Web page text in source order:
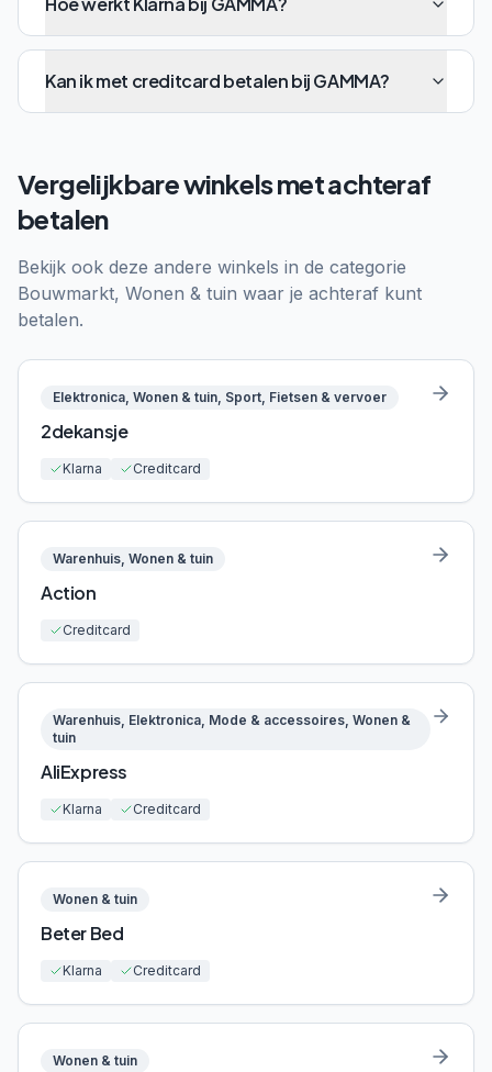
Kan ik met creditcard betalen bij GAMMA?
Vergelijkbare winkels met achteraf
betalen
Bekijk ook deze andere winkels in de categorie
Bouwmarkt, Wonen & tuin waar je achteraf kunt
betalen.
Elektronica, Wonen & tuin, Sport, Fietsen & vervoer
2dekansje
Klarna Creditcard
Warenhuis, Wonen & tuin
Action
Creditcard
Warenhuis, Elektronica, Mode & accessoires, Wonen &
tuin
AliExpress
Klarna Creditcard
Wonen & tuin
Beter Bed
Klarna Creditcard
Wonen & tuin